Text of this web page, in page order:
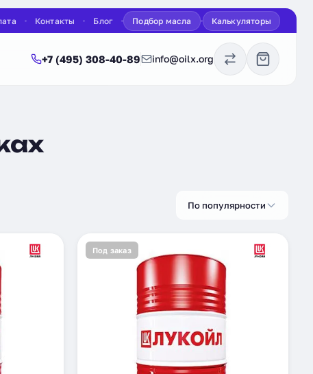
Контакты Блог Подбор масла Калькуляторы
+7 (495) 308-40-89 info@oilx.org
По популярности
Под заказ